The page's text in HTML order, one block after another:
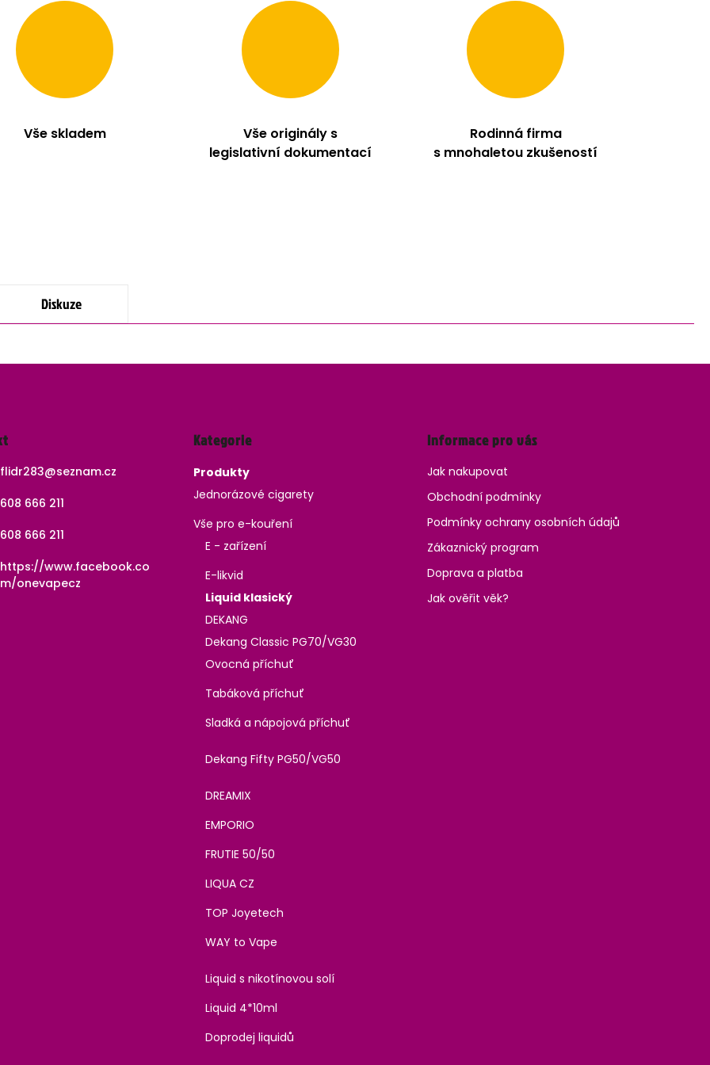
Vše skladem
Vše originály s
legislativní dokumentací
Rodinná firma
s mnohaletou zkušeností
Diskuze
flidr283@seznam.cz
608 666 211
608 666 211
https://www.facebook.co
m/onevapecz
kategorie
Kategorie
Produkty
Jednorázové cigarety
Vše pro e-kouření
E - zařízení
E-likvid
Liquid klasický
DEKANG
Dekang Classic PG70/VG30
Ovocná příchuť
Tabáková příchuť
Sladká a nápojová příchuť
Dekang Fifty PG50/VG50
DREAMIX
EMPORIO
FRUTIE 50/50
LIQUA CZ
TOP Joyetech
WAY to Vape
Liquid s nikotínovou solí
Liquid 4*10ml
Doprodej liquidů
Informace pro vás
Jak nakupovat
Obchodní podmínky
Podmínky ochrany osobních údajů
Zákaznický program
Doprava a platba
Jak ověřit věk?